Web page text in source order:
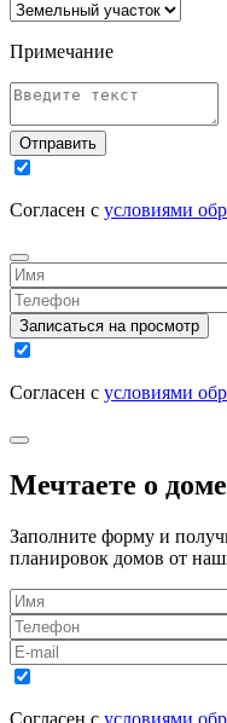
Примечание
Отправить
Согласен с условиями
Записаться на просмотр
Согласен с условиями
Мечтаете о
Заполните форму и
планировок домов от
Согласен с условиями